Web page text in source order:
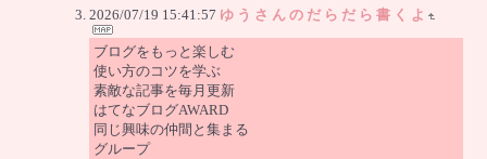
2026/07/19 15:41:57 ゆ う さ ん の だ ら だ ら 書 く よ
ブログをもっと楽しむ
使い方のコツを学ぶ
素敵な記事を毎月更新
はてなブログAWARD
同じ興味の仲間と集まる
グループ